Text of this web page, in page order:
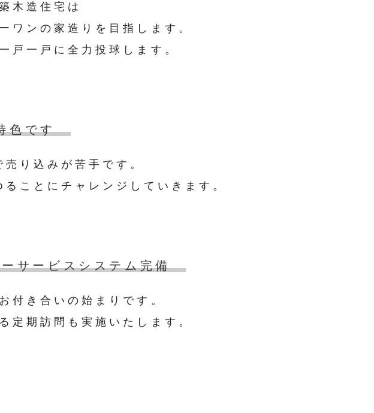
木造住宅は
ワンの家造りを目指します。
戸一戸に全力投球します。
色です
り込みが苦手です。
ことにチャレンジしていきます。
サービスシステム完備
付き合いの始まりです。
定期訪問も実施いたします。